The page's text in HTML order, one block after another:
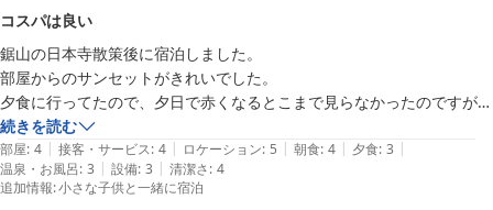
よく忘れがちなのですごく有り難いです。
温かくご対応して下さったスタッフの方
ありがとうございました。
またゆっくり泊まれたらと思います。
コスパは良い
鋸山の日本寺散策後に宿泊しました。
部屋からのサンセットがきれいでした。
夕食に行ってたので、夕日で赤くなるとこまで見らなかったのですが夏
は目の前がプールなので入れると楽しそうです。
夕食は海鮮が多くて品目もたくさんあり、舟盛りも豪華でしたが、食べ
るペース関係なく次々と置かれるので慌ただしく、食堂感が否めないの
が残念でした。清潔感はありますがお風呂にクレンジングあると良かっ
続きを読む
部屋: 4 | 接客・サービス: 4 | ロケーション: 5 | 朝食: 4 | 夕食: 3 |
温泉・お風呂: 3 | 設備: 3 | 清潔さ: 4
追加情報:小さな子供と一緒に宿泊